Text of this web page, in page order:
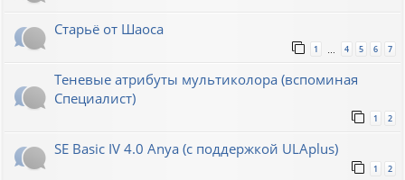
Старьё от Шаоса
1 … 4 5 6 7
Теневые атрибуты мультиколора (вспоминая
Специалист)
1 2
SE Basic IV 4.0 Anya (с поддержкой ULAplus)
1 2